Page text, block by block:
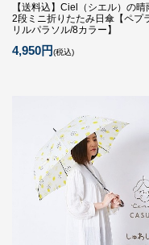
【送料込】Ciel（シエル）の晴
2段ミニ折りたたみ日傘【ペプ
リルパラソル/8カラー】
4,950円(税込)